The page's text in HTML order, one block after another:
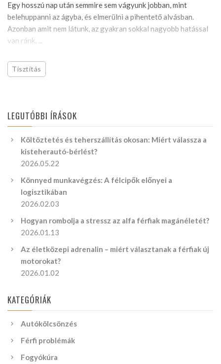
Egy hosszú nap után semmire sem vágyunk jobban, mint
belehuppanni az ágyba, és elmerülni a pihentető alvásban.
Azonban amit nem látunk, az gyakran sokkal nagyobb hatással
van ránk, ...
Tisztítás
LEGUTÓBBI ÍRÁSOK
Költöztetés és teherszállítás okosan: Miért válassza a
kisteherautó-bérlést?
2026.05.22
Könnyed munkavégzés: A félcipők előnyei a
logisztikában
2026.02.03
Hogyan rombolja a stressz az alfa férfiak magánéletét?
2026.01.13
Az életközepi adrenalin – miért választanak a férfiak új
motorokat?
2026.01.02
KATEGÓRIÁK
Autókölcsönzés
Férfi problémák
Fogyókúra